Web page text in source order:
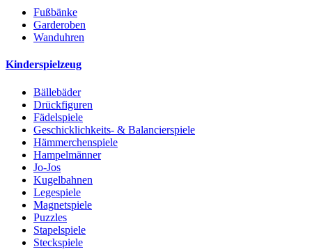
Fußbänke
Garderoben
Wanduhren
Kinderspielzeug
Bällebäder
Drückfiguren
Fädelspiele
Geschicklichkeits- & Balancierspiele
Hämmerchenspiele
Hampelmänner
Jo-Jos
Kugelbahnen
Legespiele
Magnetspiele
Puzzles
Stapelspiele
Steckspiele